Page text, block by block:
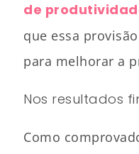
de
que essa
para melhorar a
Nos resultados
Como